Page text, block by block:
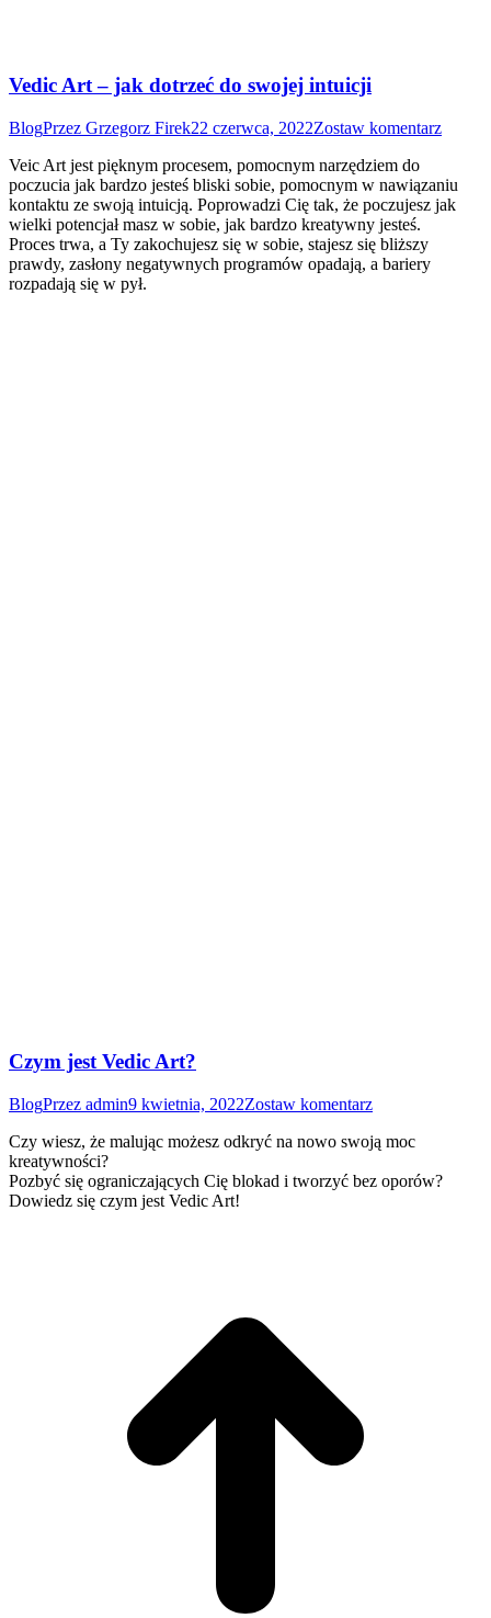
Vedic Art – jak dotrzeć do swojej intuicji
BlogPrzez Grzegorz Firek22 czerwca, 2022Zostaw komentarz
Veic Art jest pięknym procesem, pomocnym narzędziem do
poczucia jak bardzo jesteś bliski sobie, pomocnym w nawiązaniu
kontaktu ze swoją intuicją. Poprowadzi Cię tak, że poczujesz jak
wielki potencjał masz w sobie, jak bardzo kreatywny jesteś.
Proces trwa, a Ty zakochujesz się w sobie, stajesz się bliższy
prawdy, zasłony negatywnych programów opadają, a bariery
rozpadają się w pył.
Czym jest Vedic Art?
BlogPrzez admin9 kwietnia, 2022Zostaw komentarz
Czy wiesz, że malując możesz odkryć na nowo swoją moc
kreatywności?
Pozbyć się ograniczających Cię blokad i tworzyć bez oporów?
Dowiedz się czym jest Vedic Art!